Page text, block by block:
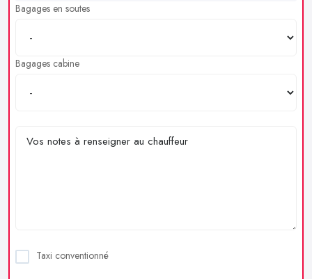
Bagages en soutes
Bagages cabine
Taxi conventionné